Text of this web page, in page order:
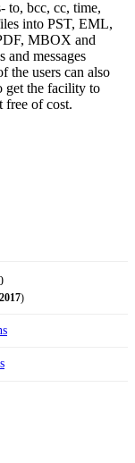
to, bcc, cc, time,
into PST, EML,
MBOX and
messages
the users can also
get the facility to
free of cost.
)